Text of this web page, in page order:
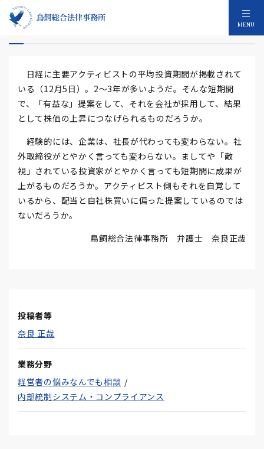
MENU
アクティビストの保有期間
日経に主要アクティビストの平均投資期間が掲載されて
いる（12月5日）。2～3年が多いようだ。そんな短期間
で、「有益な」提案をして、それを会社が採用して、結果
として株価の上昇につなげられるものだろうか。
経験的には、企業は、社長が代わっても変わらない。社
外取締役がとやかく言っても変わらない。ましてや「敵
視」されている投資家がとやかく言っても短期間に成果が
上がるものだろうか。アクティビスト側もそれを自覚して
いるから、配当と自社株買いに偏った提案しているのでは
ないだろうか。
鳥飼総合法律事務所 弁護士 奈良正哉
投稿者等
奈良 正哉
業務分野
経営者の悩みなんでも相談
内部統制システム・コンプライアンス